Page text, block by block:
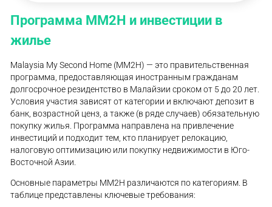
Программа MM2H и инвестиции в
жилье
Malaysia My Second Home (MM2H) — это правительственная
программа, предоставляющая иностранным гражданам
долгосрочное резидентство в Малайзии сроком от 5 до 20 лет.
Условия участия зависят от категории и включают депозит в
банк, возрастной ценз, а также (в ряде случаев) обязательную
покупку жилья. Программа направлена на привлечение
инвестиций и подходит тем, кто планирует релокацию,
налоговую оптимизацию или покупку недвижимости в Юго-
Восточной Азии.
Основные параметры MM2H различаются по категориям. В
таблице представлены ключевые требования: